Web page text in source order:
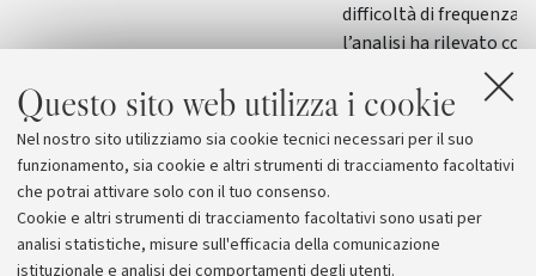
Questo sito web utilizza i cookie
Nel nostro sito utilizziamo sia cookie tecnici necessari per il suo
funzionamento, sia cookie e altri strumenti di tracciamento facoltativi
che potrai attivare solo con il tuo consenso.
Cookie e altri strumenti di tracciamento facoltativi sono usati per
analisi statistiche, misure sull'efficacia della comunicazione
istituzionale e analisi dei comportamenti degli utenti.
difficoltà di frequenza
l’analisi ha rilevato
mirati di recupero
e condizioni favorevoli
le disuguaglianze
e nel percorso